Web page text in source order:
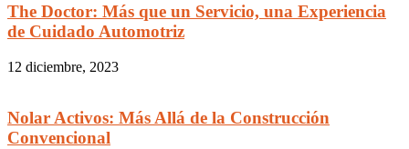
The Doctor: Más que un Servicio, una Experiencia
de Cuidado Automotriz
12 diciembre, 2023
Nolar Activos: Más Allá de la Construcción
Convencional